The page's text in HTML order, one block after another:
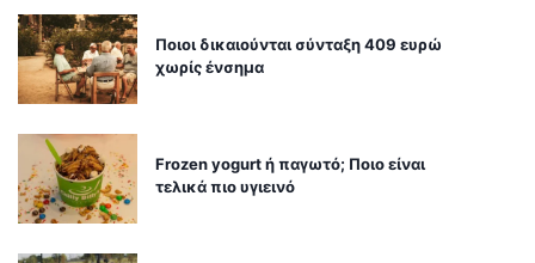
Ποιοι δικαιούνται σύνταξη 409 ευρώ
χωρίς ένσημα
Frozen yogurt ή παγωτό; Ποιο είναι
τελικά πιο υγιεινό